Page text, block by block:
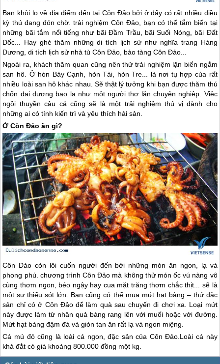
Bạn khỏi lo về địa điểm đến tại Côn Đảobởi ở đấy có rất nhiều điều
kỳ thú đang đón chờ. trải nghiệm Côn Đảo, bạn có thể tắm biển tại
những bãi tắm nổi tiếng như bãi Đầm Trầu, bãi Suối Nóng, bãi Đất
Dốc... Hay ghé thăm những di tích lịch sử như nghĩa trang Hàng
Dương, di tích lịch sử nhà tùCôn Đảo, bảo tàngCôn Đảo...
Ngoài ra, khách thăm quan cũng nên thử trải nghiệm lặn biển ngắm
san hô. Ở hòn Bảy Cạnh, hòn Tài, hòn Tre... là nơi tụ hợp của rất
nhiều loài san hô khác nhau. Sẽ thật lý tưởng khi bạn được thăm thú
chốn đại dương bao la như một người thơ lặn chuyên nghiệp. Việc
ngồi thuyền câu cá cũng sẽ là một trải nghiệm thú vị dành cho
những ai có tính kiến trì và yêu thích hải sản.
ỞCôn Đảo ăn gì?
Côn Đảo còn lôi cuốn người đến bởi những món ăn ngon, lạ và
phong phú. chương trìnhCôn Đảo mà không thử món ốc vú nàng vô
cùng thơm ngon, béo ngậy hay cua mặt trăng thơm chắc thịt... sẽ là
một sự thiếu sót lớn. Bạn cũng có thể mua mứt hạt bàng – thứ đặc
sản chỉ có ở Côn Đảođể làm quà sau chuyến đi chơi xa. Loại mứt
này được làm từ nhân quả bàng rang lên với muối hoặc với đường.
Mứt hạt bàng đậm đà và giòn tan ăn rất lạ và ngon miệng.
Cá mú đỏ cũng là loài cá ngon, đặc sản của Côn Đảo .Loài cá này
khá đắt có giá khoảng 800.000 đồng một kg.